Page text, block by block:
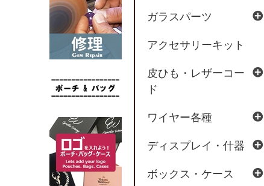
ガラスパーツ
アクセサリーキット
皮ひも・レザーコー
ド
ワイヤー各種
ディスプレイ・什器
ボックス・ケース